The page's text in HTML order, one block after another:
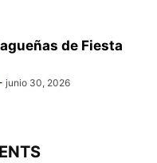
de Fiesta
junio 30, 2026